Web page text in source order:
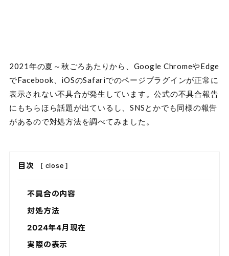
2021年の夏～秋ごろあたりから、Google ChromeやEdge
でFacebook、iOSのSafariでのページプラグインが正常に
表示されない不具合が発生しています。公式の不具合報告
にもちらほら話題が出ているし、SNSとかでも同様の報告
があるので対処方法を調べてみました。
目次 [ close ]
不具合の内容
対処方法
2024年4月現在
実際の表示